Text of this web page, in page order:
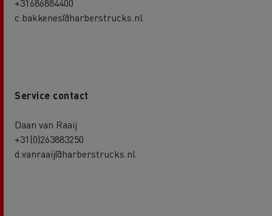
+31686884400
c.bakkenes@harberstrucks.nl
Service contact
Daan van Raaij
+31(0)263883250
d.vanraaij@harberstrucks.nl